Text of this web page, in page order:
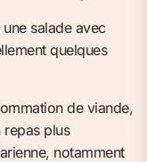
salade avec
quelques
de viande,
plus
notamment